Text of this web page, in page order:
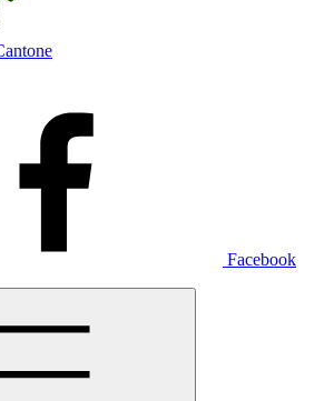
Facebook